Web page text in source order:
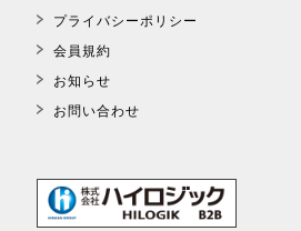
プライバシーポリシー
会員規約
お知らせ
お問い合わせ